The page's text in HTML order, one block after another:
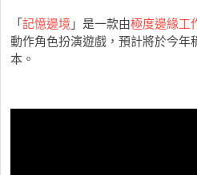
「記憶邊境 」是一款由極度邊緣工
動作角色扮演遊戲，預計將於今年
本。